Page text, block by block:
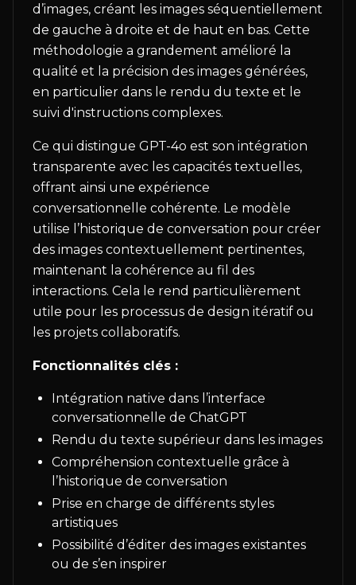
d’images, créant les images séquentiellement
de gauche à droite et de haut en bas. Cette
méthodologie a grandement amélioré la
qualité et la précision des images générées,
en particulier dans le rendu du texte et le
suivi d'instructions complexes.
Ce qui distingue GPT-4o est son intégration
transparente avec les capacités textuelles,
offrant ainsi une expérience
conversationnelle cohérente. Le modèle
utilise l’historique de conversation pour créer
des images contextuellement pertinentes,
maintenant la cohérence au fil des
interactions. Cela le rend particulièrement
utile pour les processus de design itératif ou
les projets collaboratifs.
Fonctionnalités clés :
Intégration native dans l’interface
conversationnelle de ChatGPT
Rendu du texte supérieur dans les images
Compréhension contextuelle grâce à
l’historique de conversation
Prise en charge de différents styles
artistiques
Possibilité d’éditer des images existantes
ou de s’en inspirer